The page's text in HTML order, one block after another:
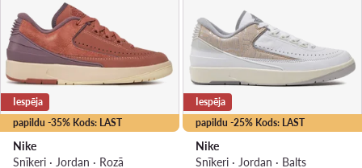
papildu -35% Kods: LAST
Iespēja
Nike
Snīkeri · Jordan · Rozā
papildu -25% Kods: LAST
Iespēja
Nike
Snīkeri · Jordan · Balts